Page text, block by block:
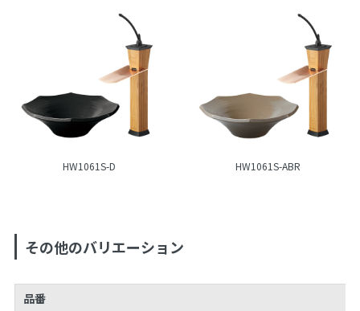
HW1061S-D HW1061S-ABR
その他のバリエーション
品番